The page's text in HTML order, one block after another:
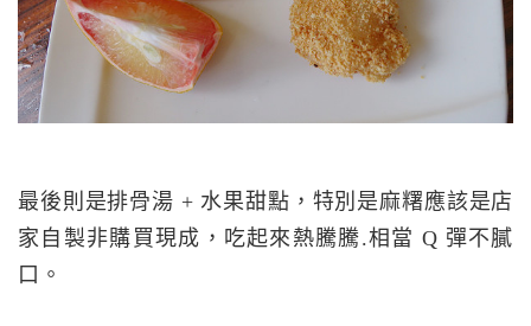
最後則是排骨湯 + 水果甜點，特別是麻糬應該是店
家自製非購買現成，吃起來熱騰騰.相當 Q 彈不膩
口。